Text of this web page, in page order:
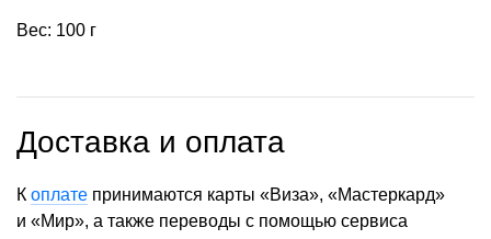
Вес: 100 г
Доставка и оплата
К оплате принимаются карты «Виза», «Мастеркард»
и «Мир», а также переводы с помощью сервиса